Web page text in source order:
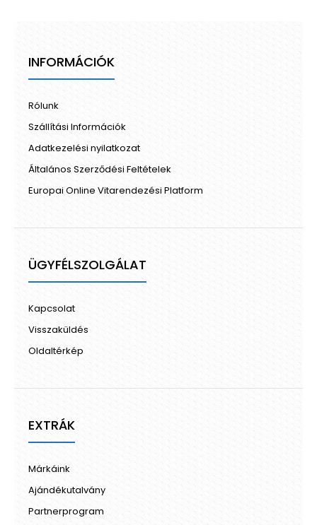
INFORMÁCIÓK
Rólunk
Szállítási Információk
Adatkezelési nyilatkozat
Általános Szerződési Feltételek
Europai Online Vitarendezési Platform
ÜGYFÉLSZOLGÁLAT
Kapcsolat
Visszaküldés
Oldaltérkép
EXTRÁK
Márkáink
Ajándékutalvány
Partnerprogram